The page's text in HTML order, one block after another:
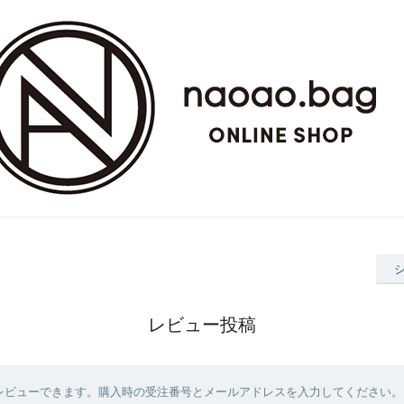
レビュー投稿
ューできます。購入時の受注番号とメールアドレスを入力してください。